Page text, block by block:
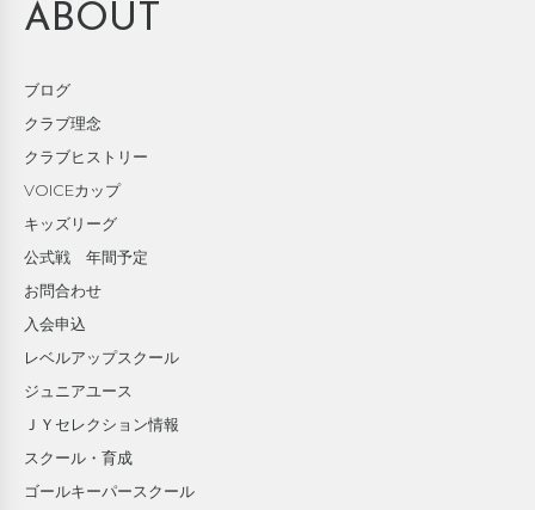
ABOUT
ブログ
クラブ理念
クラブヒストリー
VOICEカップ
キッズリーグ
公式戦 年間予定
お問合わせ
入会申込
レベルアップスクール
ジュニアユース
ＪＹセレクション情報
スクール・育成
ゴールキーパースクール